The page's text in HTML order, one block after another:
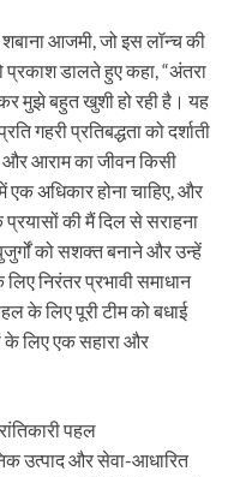
शबाना आजमी, जो इस लॉन्च की
प्रकाश डालते हुए कहा, “अंतरा
मुझे बहुत खुशी हो रही है। यह
गहरी प्रतिबद्धता को दर्शाती
और आराम का जीवन किसी
अधिकार होना चाहिए, और
की मैं दिल से सराहना
को सशक्त बनाने और उन्हें
निरंतर प्रभावी समाधान
के लिए पूरी टीम को बधाई
लिए एक सहारा और
पहल
उत्पाद और सेवा-आधारित